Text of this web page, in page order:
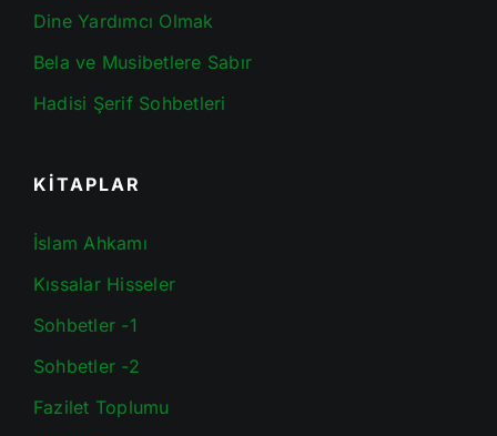
Dine Yardımcı Olmak
Bela ve Musibetlere Sabır
Hadisi Şerif Sohbetleri
KİTAPLAR
İslam Ahkamı
Kıssalar Hisseler
Sohbetler -1
Sohbetler -2
Fazilet Toplumu